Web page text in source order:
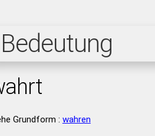
Bedeutung
Grundform : wahren